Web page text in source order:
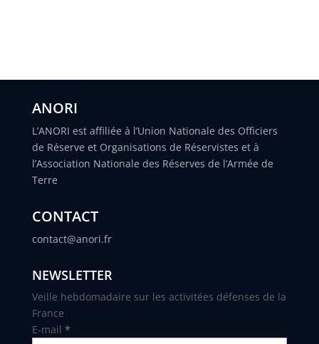
ANORI
L’ANORI est affiliée à l’Union Nationale des Officiers
de Réserve et Organisations de Réservistes et à
l’Association Nationale des Réserves de l’Armée de
Terre
CONTACT
contact@anori.fr
NEWSLETTER
Veille hebdomadaire sur les activitées défenses de la
France
E-mail *